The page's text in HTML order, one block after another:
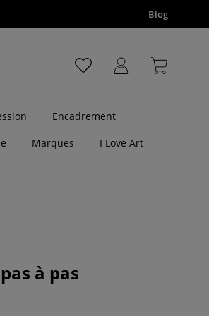
Blog
Encadrement
Marques I Love Art
à pas